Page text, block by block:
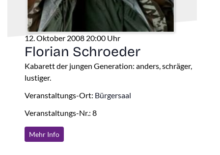
12. Oktober 2008 20:00 Uhr
Florian Schroeder
Kabarett der jungen Generation: anders, schräger,
lustiger.
Veranstaltungs-Ort: Bürgersaal
Veranstaltungs-Nr.: 8
Mehr Info